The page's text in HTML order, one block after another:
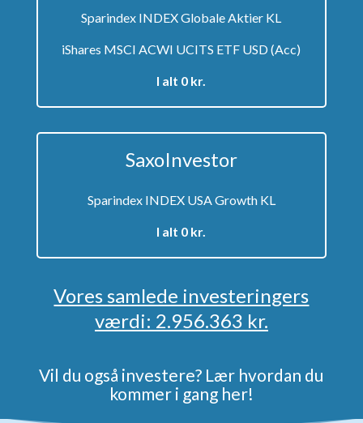
Sparindex INDEX Globale Aktier KL
iShares MSCI ACWI UCITS ETF USD (Acc)
I alt 0 kr.
SaxoInvestor
Sparindex INDEX USA Growth KL
I alt 0 kr.
Vores samlede investeringers
værdi: 2.956.363 kr.
Vil du også investere? Lær hvordan du
kommer i gang her!